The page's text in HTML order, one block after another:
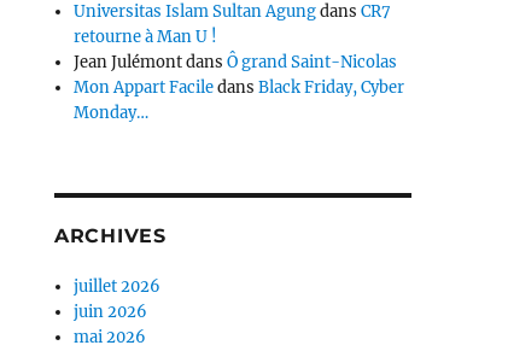
Universitas Islam Sultan AgungdansCR7
retourne à Man U !
Jean JulémontdansÔ grand Saint-Nicolas
Mon Appart FaciledansBlack Friday, Cyber
Monday…
ARCHIVES
juillet 2026
juin 2026
mai 2026